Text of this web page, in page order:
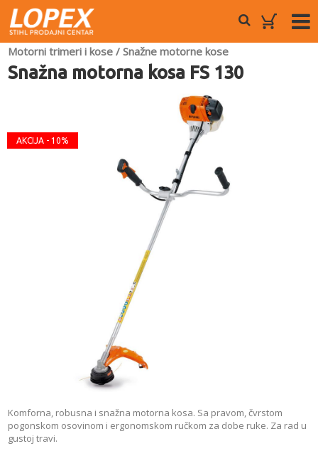
Motorni trimeri i kose /Snažne motorne kose
Snažna motorna kosa FS 130
AKCIJA - 10%
Komforna, robusna i snažna motorna kosa. Sa pravom, čvrstom
pogonskom osovinom i ergonomskom ručkom za dobe ruke. Za rad u
gustoj travi.